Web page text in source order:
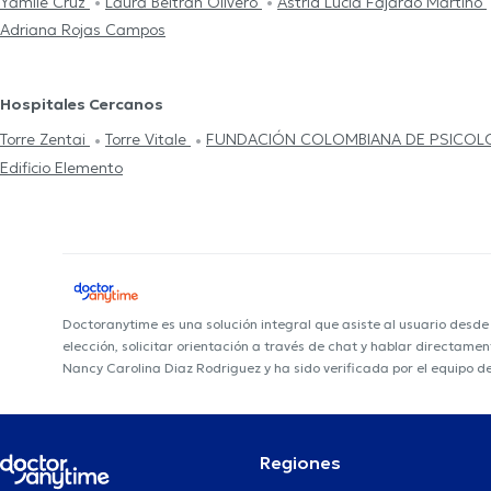
Adriana Rojas Campos
Hospitales Cercanos
Torre Zentai
Torre Vitale
FUNDACIÓN COLOMBIANA DE
Edificio Elemento
Doctoranytime es una solución integral que asiste al usuario
elección, solicitar orientación a través de chat y hablar
Nancy Carolina Diaz Rodriguez y ha sido verificada por el equipo
Regiones